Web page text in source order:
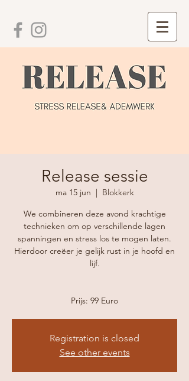
Release sessie
ma 15 jun
  |
Blokkerk
We combineren deze avond krachtige
technieken om op verschillende lagen
spanningen en stress los te mogen laten.
Hierdoor creëer je gelijk rust in je hoofd en
lijf.
Prijs: 99 Euro
Registration is closed
See other events